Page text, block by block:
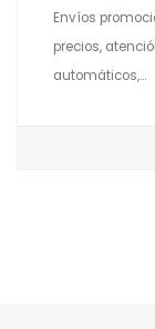
Envíos
precios,
automáticos,...